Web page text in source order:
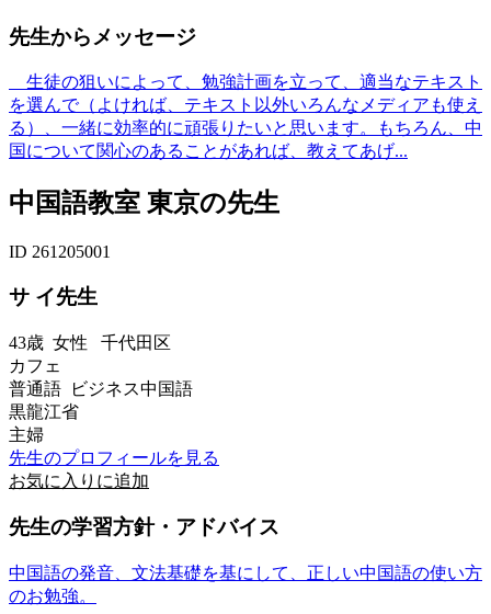
先生からメッセージ
生徒の狙いによって、勉強計画を立って、適当なテキスト
を選んで（よければ、テキスト以外いろんなメディアも使え
る）、一緒に効率的に頑張りたいと思います。もちろん、中
国について関心のあることがあれば、教えてあげ...
中国語教室 東京の先生
ID 261205001
サ イ先生
43歳 女性 千代田区
カフェ
普通語 ビジネス中国語
黒龍江省
主婦
先生のプロフィールを見る
お気に入りに追加
先生の学習方針・アドバイス
中国語の発音、文法基礎を基にして、正しい中国語の使い方
のお勉強。